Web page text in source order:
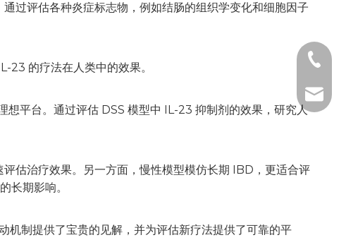
过评估各种炎症标志物，例如结肠的组织学变化和细胞因子
23 的疗法在人类中的效果。
平台。通过评估 DSS 模型中 IL-23 抑制剂的效果，研究人
估治疗效果。另一方面，慢性模型模仿长期 IBD，更适合评
长期影响。
制提供了宝贵的见解，并为评估新疗法提供了可靠的平
+86-